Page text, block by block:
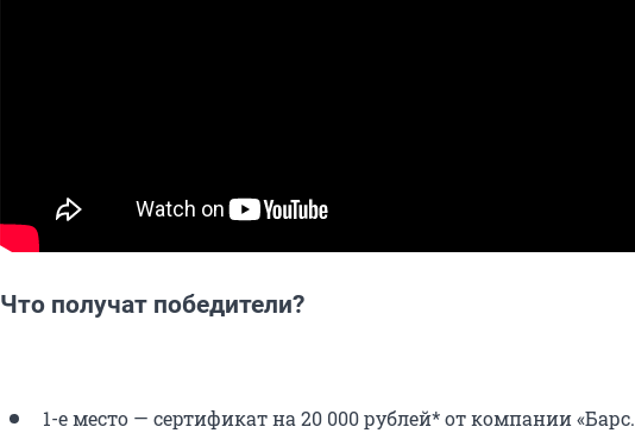
Что получат победители?
1-е место — сертификат на 20 000 рублей* от компании «Барс.